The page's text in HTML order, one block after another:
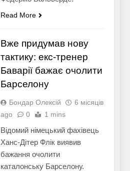
Read More
Вже придумав нову
тактику: екс-тренер
Баварії бажає очолити
Барселону
Бондар Олексій
6 місяців
ago
0 1 mins
Відомий німецький фахівець
Ханс-Дітер Флік виявив
бажання очолити
каталонську Барселону.